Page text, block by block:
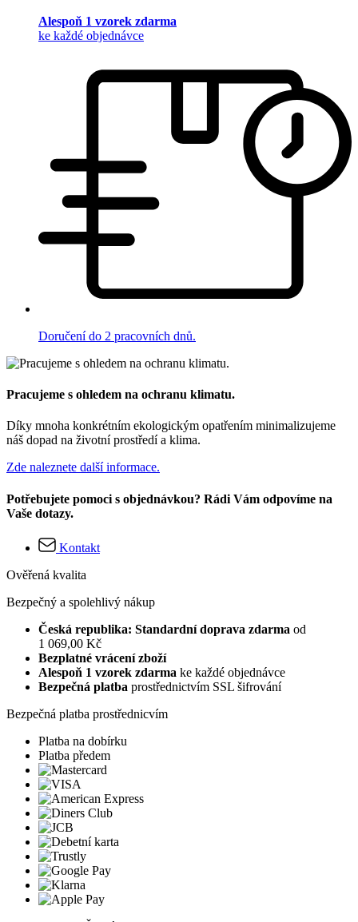
Alespoň 1 vzorek zdarma
ke každé objednávce
Doručení do 2 pracovních dnů.
Pracujeme s ohledem na ochranu klimatu.
Díky mnoha konkrétním ekologickým opatřením minimalizujeme
náš dopad na životní prostředí a klima.
Zde naleznete další informace.
Potřebujete pomoci s objednávkou? Rádi Vám odpovíme na
Vaše dotazy.
Kontakt
Ověřená kvalita
Bezpečný a spolehlivý nákup
Česká republika: Standardní doprava zdarma od
1 069,00 Kč
Bezplatné vrácení zboží
Alespoň 1 vzorek zdarma ke každé objednávce
Bezpečná platba prostřednictvím SSL šifrování
Bezpečná platba prostřednicvím
Platba na dobírku
Platba předem